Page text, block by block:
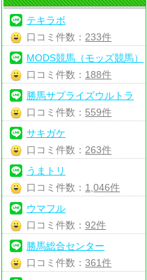
テキラボ
口コミ件数： 233件
MODS競馬（モッズ競馬）
口コミ件数： 188件
勝馬サプライズウルトラ
口コミ件数： 559件
サキガケ
口コミ件数： 263件
うまトリ
口コミ件数： 1,046件
ウマフル
口コミ件数：92件
勝馬総合センター
口コミ件数：361件